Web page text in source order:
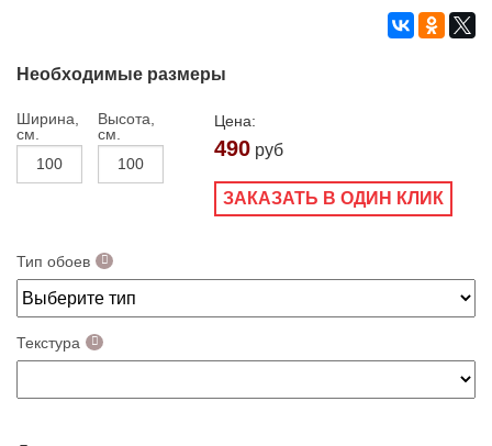
Необходимые размеры
Ширина,
см.
Высота,
см.
Цена:
490 руб
ЗАКАЗАТЬ В ОДИН КЛИК
Тип обоев
Текстура